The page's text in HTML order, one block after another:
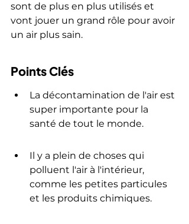
sont de plus en plus utilisés et
vont jouer un grand rôle pour avoir
un air plus sain.
Points Clés
La décontamination de l'air est
super importante pour la
santé de tout le monde.
Il y a plein de choses qui
polluent l'air à l'intérieur,
comme les petites particules
et les produits chimiques.